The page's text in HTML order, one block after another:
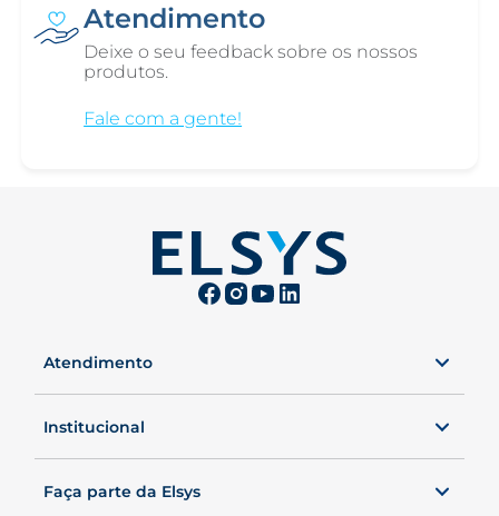
Atendimento
Deixe o seu feedback sobre os nossos
produtos.
Fale com a gente!
Atendimento
0800 00 ELSYS
Sábados, das 8 às 19h.
Institucional
Faça parte da Elsys